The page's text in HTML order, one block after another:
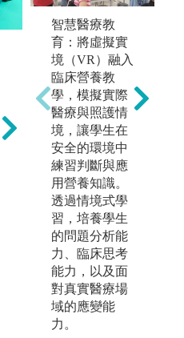
實務課程-實驗
課程：內容包
含實驗設計、
操作、分析等
相關課程。透
過實驗課程，
學生將學習如
何提出問題、
設計實驗、實
際操作與分析
結果，培養科
學思考與實證
能力。課程訓
練學生細心觀
察、精準操作
與邏輯分析的
能力，並理解
智慧醫療教
育：將虛擬實
境（VR）融入
臨床營養教
學，模擬實際
醫療與照護情
境，讓學生在
安全的環境中
練習判斷與應
用營養知識。
透過情境式學
習，培養學生
的問題分析能
力、臨床思考
能力，以及面
對真實醫療場
域的應變能
力。